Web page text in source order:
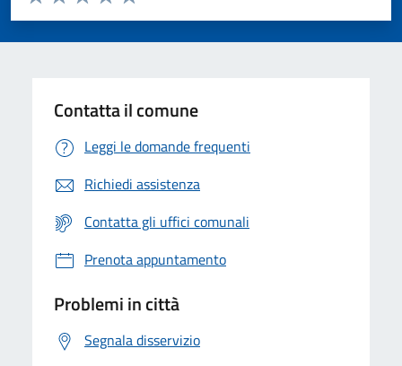
Valuta 5 stelle su 5
Valuta 4 stelle su 5
Valuta 3 stelle su 5
Valuta 2 stelle su 5
Valuta 1 stelle su 5
Contatta il comune
Leggi le domande frequenti
Richiedi assistenza
Contatta gli uffici comunali
Prenota appuntamento
Problemi in città
Segnala disservizio